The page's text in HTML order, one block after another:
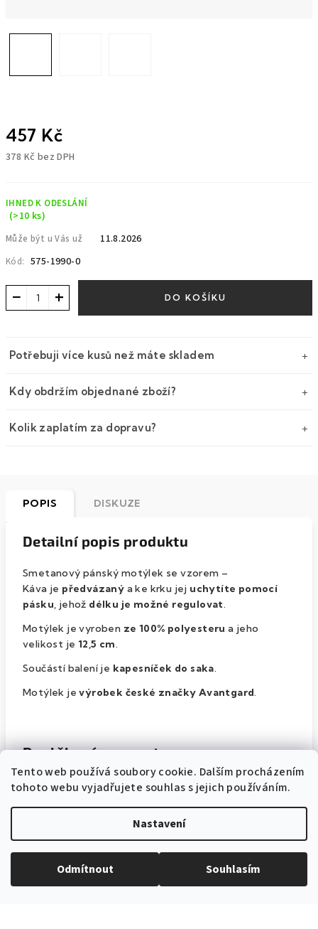
Tento web používá soubory cookie. Dalším procházením
tohoto webu vyjadřujete souhlas s jejich používáním.
Nastavení
Odmítnout Souhlasím
457 Kč
378 Kč bez DPH
IHNED K ODESLÁNÍ
(>10 ks)
Může být u Vás už 11.8.2026
Kód: 575-1990-0
+
− DO KOŠÍKU
Potřebuji více kusů než máte skladem
Kdy obdržím objednané zboží?
Kolik zaplatím za dopravu?
POPIS DISKUZE
Detailní popis produktu
Smetanový pánský motýlek se vzorem –
Káva je předvázaný a ke krku jej uchytíte pomocí
pásku, jehož délku je možné regulovat.
Motýlek je vyroben ze 100% polyesteru a jeho
velikost je 12,5 cm.
Součástí balení je kapesníček do saka.
Motýlek je výrobek české značky Avantgard.
Doplňkové parametry
Kategorie: Motýlky se vzorem
Smetanová
Šířka motýlku: 12,5 cm